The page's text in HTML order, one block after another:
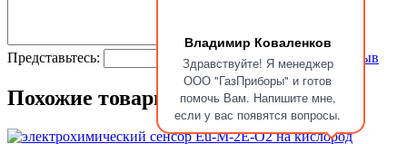
Владимир Коваленков
Здравствуйте! Я менеджер
ООО "ГазПриборы" и готов
помочь Вам. Напишите мне,
если у вас появятся вопросы.
Представьтесь: Отправить отзыв
Похожие товары (8)